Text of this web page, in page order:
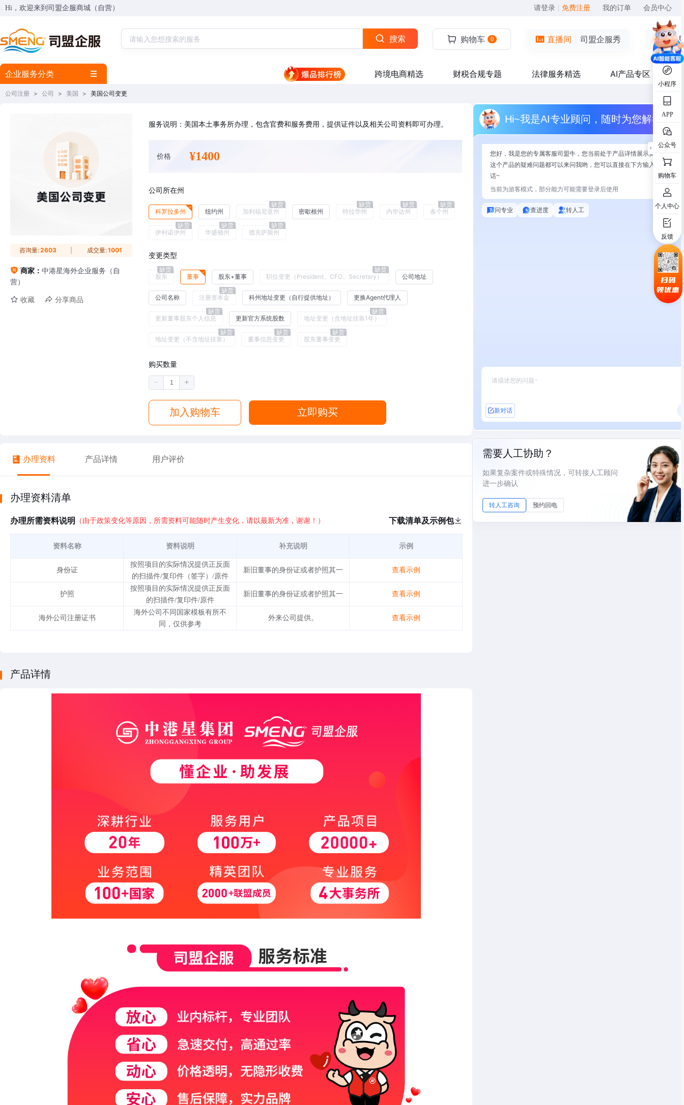
Hi，欢迎来到司盟企服商城（自营） 请登录 免费注册 我的订单 会员中心
小程序
APP
公众号
购物车
个人中心
反馈
扫码
领优惠
搜索 购物车 0 直播间 司盟企服秀
企业服务分类 跨境电商精选 财税合规专题 法律服务精选 AI产品专区
公司注册 > 公司 > 美国 > 美国公司变更
咨询量:2603 成交量:1001
商家： 中港星海外企业服务（自
营）
收藏 分享商品
服务说明：美国本土事务所办理，包含官费和服务费用，提供证件以及相关公司资料即可办理。
价格 ¥1400
公司所在州
科罗拉多州 纽约州
缺货
加利福尼亚州
密歇根州
缺货
特拉华州
缺货
内华达州
缺货
各个州
缺货
伊利诺伊州
缺货
华盛顿州
缺货
德克萨斯州
变更类型
缺货
股东
董事 股东+董事
缺货
职位变更（President、CFO、Secretary）
公司地址
公司名称
缺货
注册资本金
科州地址变更（自行提供地址）
更换Agent代理人
缺货
更新董事股东个人信息
更新官方系统股数
缺货
地址变更（含地址挂靠1年）
缺货
地址变更（不含地址挂靠）
缺货
董事信息变更
缺货
股东董事变更
购买数量
加入购物车 立即购买
办理资料 产品详情 用户评价
办理资料清单
办理所需资料说明 （由于政策变化等原因，所需资料可能随时产生变化，请以最新为准，谢谢！） 下载清单及示例包
资料名称 资料说明 补充说明 示例
身份证
按照项目的实际情况提供正反面
的扫描件/复印件（签字）/原件
新旧董事的身份证或者护照其一 查看示例
护照
按照项目的实际情况提供正反面
的扫描件/复印件/原件
新旧董事的身份证或者护照其一 查看示例
海外公司注册证书
海外公司不同国家模板有所不
同，仅供参考
外来公司提供。 查看示例
产品详情
Hi~我是AI专业顾问，随时为您解答
您好，我是您的专属客服司盟牛，您当前处于产品详情展示页面，有关
这个产品的疑难问题都可以来问我哟，您可以直接在下方输入问题开始
话~
当前为游客模式，部分能力可能需要登录后使用
问专业 查进度 转人工
新对话
需要人工协助？
如果复杂案件或特殊情况，可转接人工顾问
进一步确认
转人工咨询 预约回电